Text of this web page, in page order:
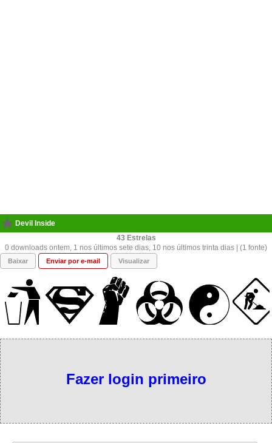
Devil Inside
43
0 downloads ontem, 1 nos últimos sete dias, 10 nos últimos trinta dias | (1 fonte)
Baixar Enviar por e-mail Visualizar
Fazer login primeiro